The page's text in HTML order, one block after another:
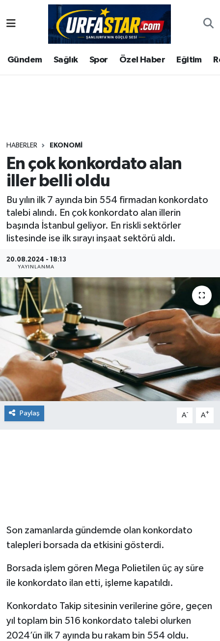
Gündem Sağlık Spor Özel Haber Eğitim
HABERLER EKONOMI
En çok konkordato alan
iller belli oldu
Bu yılın ilk 7 ayında bin 554 firmadan konkordato
talebi alındı. En çok konkordato alan illerin
başında İstanbul geliyor. En riskli sektörler
listesinde ise ilk sırayı inşaat sektörü aldı.
20.08.2024 - 18:13
YAYINLANMA
Paylaş A- A+
Son zamanlarda gündemde olan konkordato
talepleri borsada da etkisini gösterdi.
Borsada işlem gören Mega Polietilen üç ay süre
ile konkordato ilan etti, işleme kapatıldı.
Konkordato Takip sitesinin verilerine göre, geçen
yıl toplam bin 516 konkordato talebi olurken
2024’ün ilk 7 ayında bu rakam bin 554 oldu.
ASAYİS
ÇEVRE
Gündem
Kültür
Magazin
Şanlıurfa Nöbetçi Eczaneler
Şanlıurfa Hava Durumu
Tüm Manşetler
Son Dakika Haberleri
Haber Arşivi